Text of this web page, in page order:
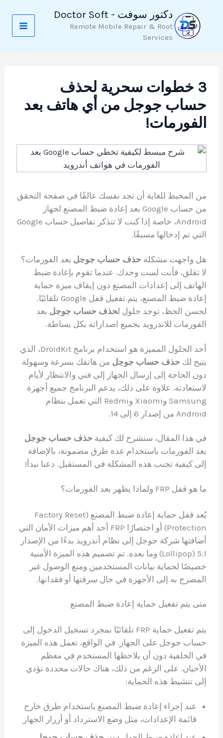
المحتوى
دكتور سوفت - Doctor Soft
Remote Mobile Repair & Root
Services
3 خطوات سحرية لحذف
حساب جوجل من أي هاتف بعد
الفورمات!
من المحبط للغاية أن تجد نفسك عالقًا في صفحة التحقق
من حساب Google بعد إعادة ضبط المصنع لجهاز
Android، خاصة إذا كنت لا تتذكر تفاصيل حساب Google
التي تم إدخالها مسبقًا.
هل واجهت مشكلة حذف حساب جوجل بعد الفورمات؟
لا تقلق، فأنت لست وحدك. عندما تقوم بإعادة ضبط
الهاتف إلى إعدادات المصنع دون إيقاف ميزة حماية
إعادة ضبط المصنع، يتم تفعيل قفل Google تلقائيًا.
لحسن الحظ، توجد حلول لحذف حساب جوجل بعد
الفورمات للاندرويد بجميع اصداراته بكل بساطة.
أحد الحلول المميزة هو استخدام برنامج DroidKit، الذي
يتيح لك حذف حساب جوجل من هاتفك بسرعة وسهولة
دون الحاجة إلى إرسال الجهاز إلى فني والانتظار لأيام
لاستعادته. علاوة على ذلك، يدعم البرنامج جميع أجهزة
Samsung وXiaomi وRedmi التي تعمل بنظام
Android من إصدار 6 إلى 14.
في هذا المقال، سنشرح لك كيفية حذف حساب جوجل
بعد الفورمات باستخدام عدة طرق مضمونة، بالإضافة
إلى كيفية تجنب هذه المشكلة في المستقبل. دعنا نبدأ!
ما هو قفل FRP ولماذا يظهر بعد الفورمات؟
يُعد قفل حماية إعادة ضبط المصنع (Factory Reset
Protection) أو اختصارًا FRP أحد أهم ميزات الأمان التي
أضافتها شركة جوجل إلى نظام أندرويد بدءًا من الإصدار
5.1 (Lollipop) وما بعده. تم تصميم هذه الميزة الأمنية
خصيصًا لحماية بيانات المستخدمين ومنع الوصول غير
المصرح به إلى الأجهزة في حال سرقتها أو فقدانها.
متى يتم تفعيل حماية إعادة ضبط المصنع
يتم تفعيل حماية FRP تلقائيًا بمجرد تسجيل الدخول إلى
حساب جوجل على الجهاز. في الواقع، تعمل هذه الميزة
في الخلفية دون أن يلاحظها المستخدم في معظم
الأحيان. على الرغم من ذلك، هناك حالات محددة تؤدي
إلى تنشيط هذه الحماية:
عند إجراء إعادة ضبط المصنع باستخدام طرق خارج
قائمة الإعدادات، مثل وضع الاسترداد أو أزرار الجهاز